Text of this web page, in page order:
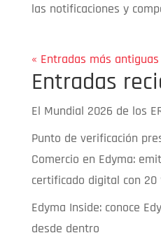
las notificaciones y
« Entradas más antiguas
Entradas
El Mundial 2026 de los
Punto de verificación
Comercio en Edyma:
certificado digital con 20
Edyma Inside: conoce
desde dentro